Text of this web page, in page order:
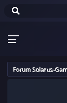
Forum Solarus-